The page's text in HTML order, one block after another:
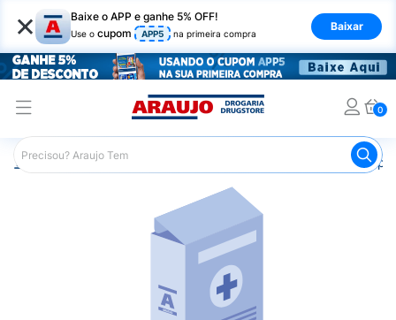
× Baixe o APP e ganhe 5% OFF!
Use o cupom APP5 na primeira compra
Baixar
0
Araujo Medicamentos Remédio